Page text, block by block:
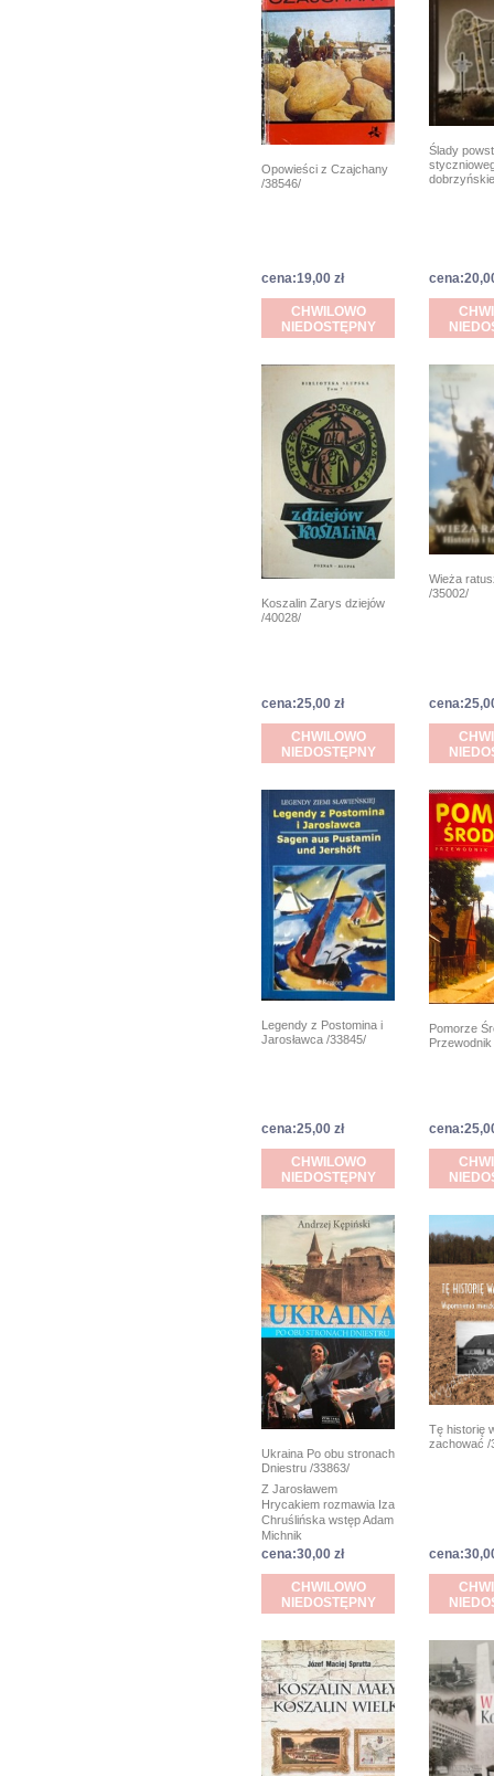
Opowieści z Czajchany
/38546/
cena:19,00 zł
CHWILOWO
NIEDOSTĘPNY
Ślady
Koszalin Zarys dziejów
/40028/
cena:25,00 zł
CHWILOWO
NIEDOSTĘPNY
Wieża
/35002/
Legendy z Postomina i
Jarosławca /33845/
cena:25,00 zł
CHWILOWO
NIEDOSTĘPNY
Pomorze
Ukraina Po obu stronach
Dniestru /33863/
Z Jarosławem
Hrycakiem rozmawia Iza
Chruślińska wstęp Adam
Michnik
cena:30,00 zł
CHWILOWO
NIEDOSTĘPNY
Tę historię
zachować /